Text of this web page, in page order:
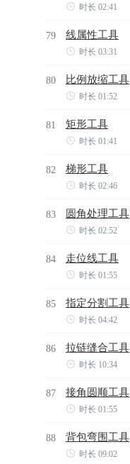
 时长 02:41
79 线属性工具
 时长 03:31
80 比例放缩工具
 时长 01:52
81 矩形工具
 时长 01:41
82 梯形工具
 时长 02:46
83 圆角处理工具
 时长 02:52
84 走位线工具
 时长 01:55
85 指定分割工具
 时长 04:42
86 拉链缝合工具
 时长 10:34
87 接角圆顺工具
 时长 01:55
88 背包弯围工具
 时长 09:02